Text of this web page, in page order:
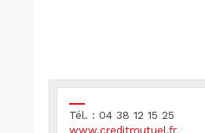
Tél. : 04 38 12 15 25
www.creditmutuel.fr